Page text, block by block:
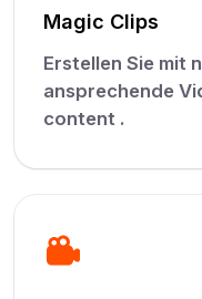
Magic Clips
Erstellen Sie mit
ansprechende
content .